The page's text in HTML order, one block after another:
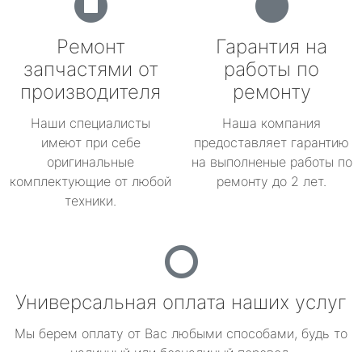
Ремонт
запчастями от
производителя
Наши специалисты
имеют при себе
оригинальные
комплектующие от любой
техники.
Гарантия на
работы по
ремонту
Наша компания
предоставляет гарантию
на выполненые работы по
ремонту до 2 лет.
Универсальная оплата наших услуг
Мы берем оплату от Вас любыми способами, будь то